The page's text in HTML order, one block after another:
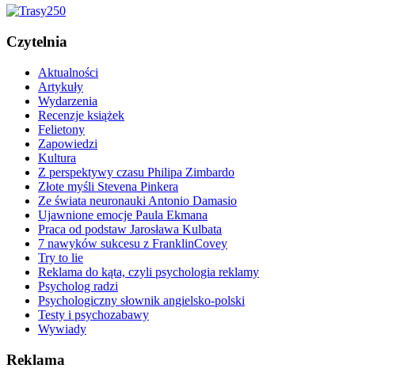
Czytelnia
Aktualności
Artykuły
Wydarzenia
Recenzje książek
Felietony
Zapowiedzi
Kultura
Z perspektywy czasu Philipa Zimbardo
Złote myśli Stevena Pinkera
Ze świata neuronauki Antonio Damasio
Ujawnione emocje Paula Ekmana
Praca od podstaw Jarosława Kulbata
7 nawyków sukcesu z FranklinCovey
Try to lie
Reklama do kąta, czyli psychologia reklamy
Psycholog radzi
Psychologiczny słownik angielsko-polski
Testy i psychozabawy
Wywiady
Reklama